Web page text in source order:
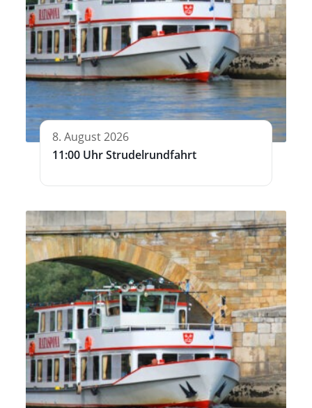
8. August 2026
11:00 Uhr Strudelrundfahrt